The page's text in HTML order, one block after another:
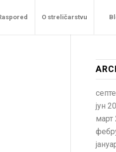
O streličarstvu
јун
март